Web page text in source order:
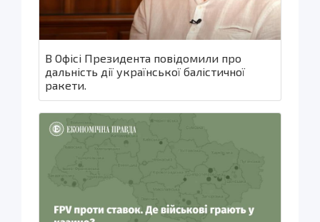
В Офісі Президента повідомили про
дальність дії української балістичної
ракети.